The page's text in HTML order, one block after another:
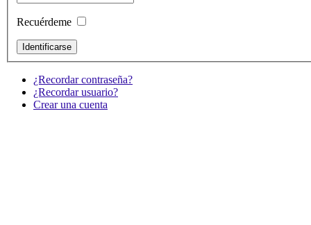
Recuérdeme
¿Recordar contraseña?
¿Recordar usuario?
Crear una cuenta